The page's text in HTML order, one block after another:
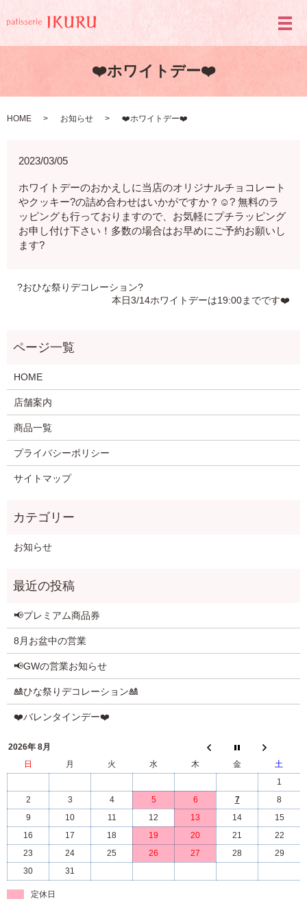
メ
❤️ホワイトデー❤️
HOME お知らせ ❤️ホワイトデー❤️
2023/03/05
ホワイトデーのおかえしに当店のオリジナルチョコレート
やクッキー?の詰め合わせはいかがですか？☺️? 無料のラ
ッピングも行っておりますので、お気軽にプチラッピング
お申し付け下さい！多数の場合はお早めにご予約お願いし
ます?
?おひな祭りデコレーション?
本日3/14ホワイトデーは19:00までです❤️
HOME
店舗案内
商品一覧
プライバシーポリシー
サイトマップ
お知らせ
📢プレミアム商品券
8月お盆中の営業
📢GWの営業お知らせ
🎎ひな祭りデコレーション🎎
❤️バレンタインデー❤️
2026年 8月
日
月 火 水 木 金
土
1
2
3 4 5 6 7
8
9
10 11 12 13 14
15
16
17 18 19 20 21
22
23
24 25 26 27 28
29
30
31
定休日